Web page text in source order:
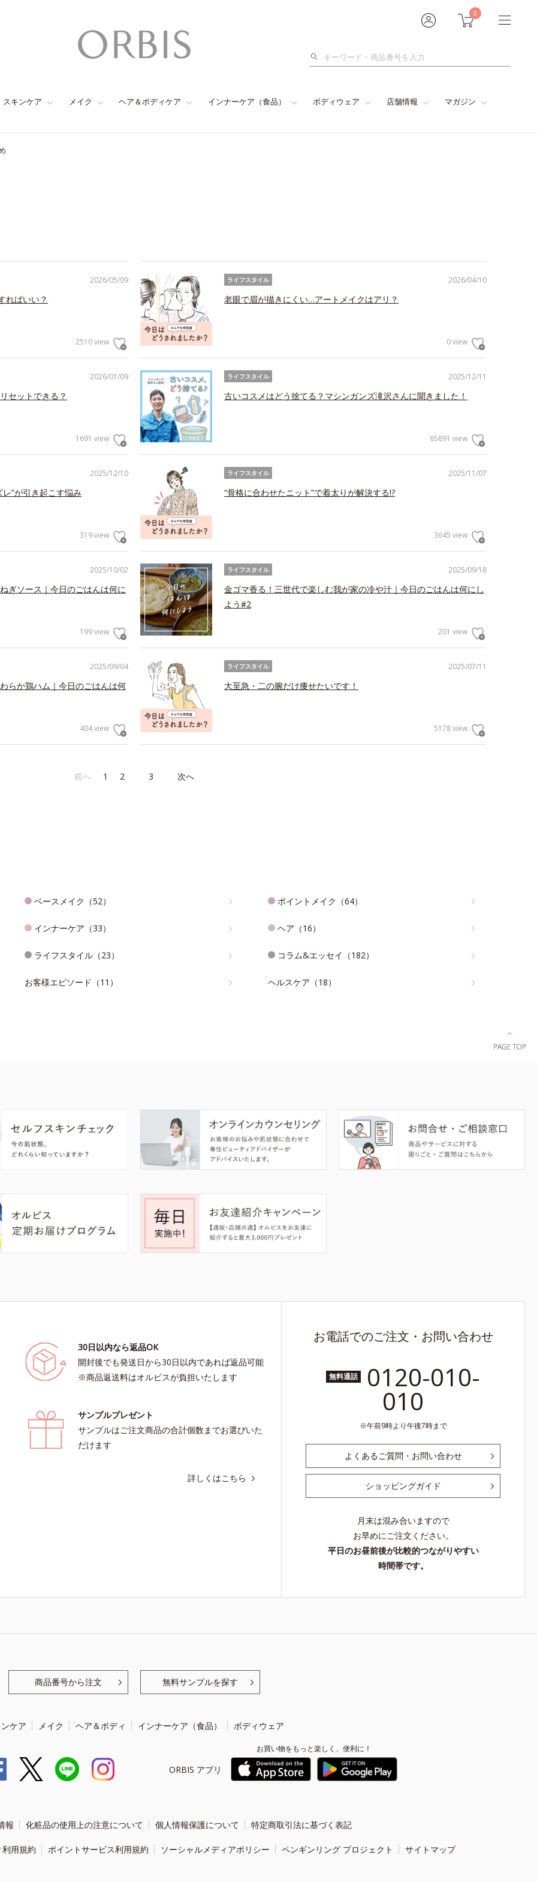
0
検
スキンケア メイク ヘア＆ボディケア インナーケア（食品） ボディウェア 店舗情報 マガジン
2026/05/09
ればいい？
2510 view
2026/04/10
ライフスタイル
老眼で眉が描きにくい…アートメイクはアリ？
0 view
2026/01/09
セットできる？
1691 view
2025/12/11
ライフスタイル
古いコスメはどう捨てる？マシンガンズ滝沢さんに聞きました！
65891 view
2025/12/10
”が引き起こす悩み
319 view
2025/11/07
ライフスタイル
“骨格に合わせたニット”で着太りが解決する!?
3645 view
2025/10/02
ぎソース｜今日のごはんは何に
199 view
2025/09/18
ライフスタイル
金ゴマ香る！三世代で楽しむ我が家の冷や汁｜今日のごはんは何にし
よう#2
201 view
2025/09/04
らか鶏ハム｜今日のごはんは何
404 view
2025/07/11
ライフスタイル
大至急・二の腕だけ痩せたいです！
5178 view
前へ 1 2 3 次へ
ベースメイク（52） ポイントメイク（64）
インナーケア（33） ヘア（16）
ライフスタイル（23） コラム&エッセイ（182）
お客様エピソード（11） ヘルスケア（18）
30日以内なら返品OK
開封後でも発送日から30日以内であれば返品可能
※商品返送料はオルビスが負担いたします
サンプルプレゼント
サンプルはご注文商品の合計個数までお選びいた
だけます
詳しくはこちら
お電話でのご注文・お問い合わせ
無料通話 0120-010-
010
午前9時より午後7時まで
よくあるご質問・お問い合わせ
ショッピングガイド
月末は混み合いますので
お早めにご注文ください。
平日のお昼前後が比較的つながりやすい
時間帯です。
商品番号から注文 無料サンプルを探す
ケア メイク ヘア＆ボディ インナーケア（食品） ボディウェア
ORBIS アプリ
お買い物をもっと楽しく、便利に！
報 化粧品の使用上の注意について 個人情報保護について 特定商取引法に基づく表記
用規約 ポイントサービス利用規約 ソーシャルメディアポリシー ペンギンリング プロジェクト サイトマップ